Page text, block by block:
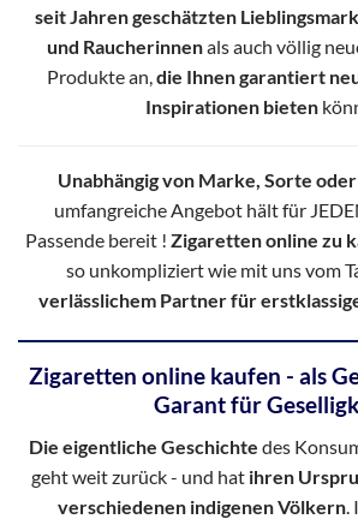
seit Jahren geschätzten
und Raucherinnenals auch völlig
Produkte an, die Ihnen garantiert
Inspirationen bieten
Unabhängig von Marke, Sorte
umfangreiche Angebot hält für
Passende bereit ! Zigaretten online zu
so unkompliziert wie mit uns vom
verlässlichem Partner für
Zigaretten online kaufen - als
Garant für
Die eigentliche Geschichte des
geht weit zurück - und hat ihren
verschiedenen indigenen Völkern.